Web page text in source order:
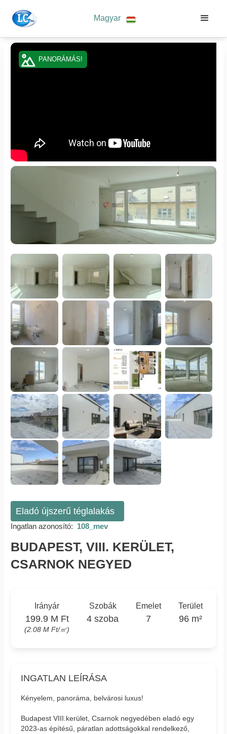
Magyar
PANORÁMÁS!
Eladó újszerű téglalakás
Ingatlan azonosító: 108_mev
BUDAPEST, VIII. KERÜLET,
CSARNOK NEGYED
Irányár
199.9 M Ft
(2.08 M Ft/㎡)
Szobák
4 szoba
Emelet
7
Terület
96 m²
INGATLAN LEÍRÁSA
Kényelem, panoráma, belvárosi luxus!
Budapest VIII.kerület, Csarnok negyedében eladó egy
2023-as építésű, páratlan adottságokkal rendelkező,